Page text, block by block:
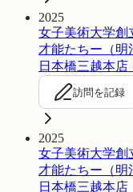
2025
女子美術大学創
才能たちー（明
日本橋三越本
訪問を記録
2025
女子美術大学創
才能たちー（明
日本橋三越本店